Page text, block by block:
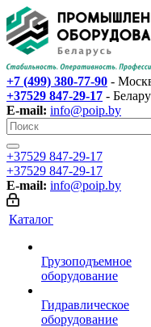
+7 (499) 380-77-90 -
+37529 847-29-17‬ -
E-mail: info@poip.by
+37529 847-29-17‬
+37529 847-29-17‬
E-mail: info@poip.by
Каталог
Грузоподъемное
оборудование
Гидравлическое
оборудование